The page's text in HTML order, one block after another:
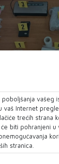
droge
službenici PU
u dva odvojena
vašeg
vaš Internet
trećih strana
biti pohranjeni
stranica.